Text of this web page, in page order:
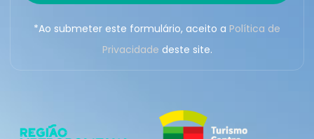
*Ao submeter este formulário, aceito a Política de
Privacidade deste site.